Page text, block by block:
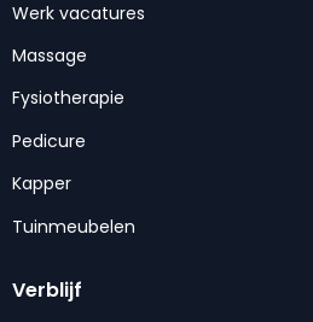
Werk vacatures
Massage
Fysiotherapie
Pedicure
Kapper
Tuinmeubelen
Verblijf